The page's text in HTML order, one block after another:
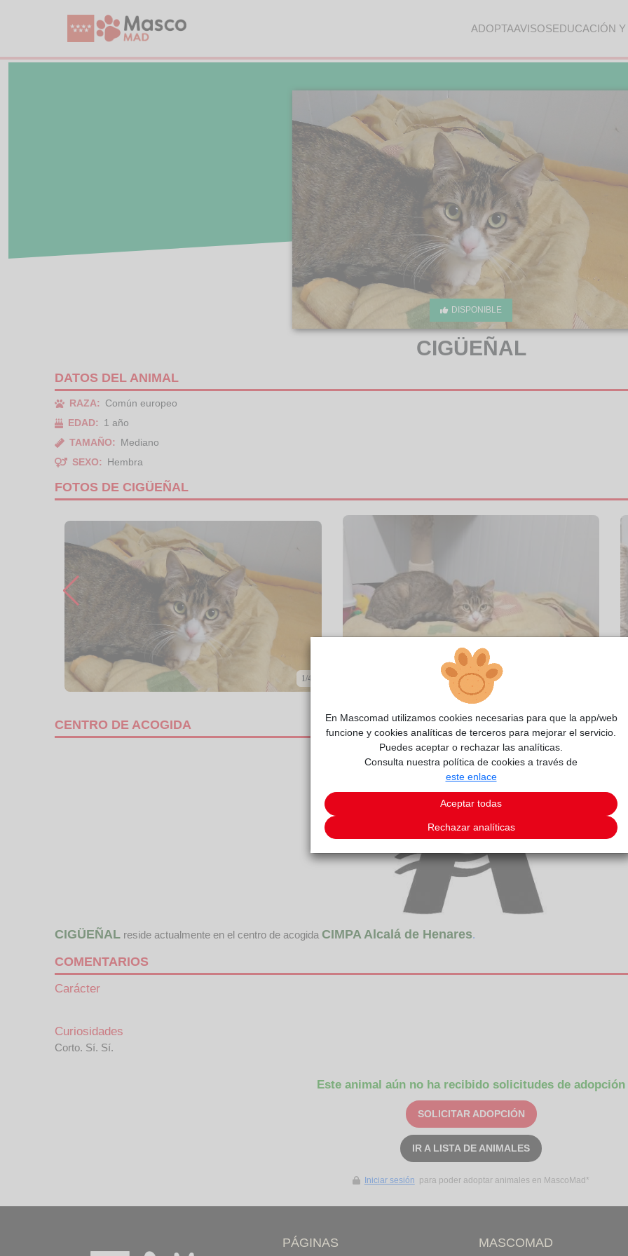
ADOPTAAVISOSEDUCACIÓN
DISPONIBLE
CIGÜEÑAL
DATOS DEL ANIMAL
RAZA:
Común europeo
EDAD:
1 año
TAMAÑO:
Mediano
SEXO:
Hembra
FOTOS DE CIGÜEÑAL
1/4
CENTRO DE ACOGIDA
CIGÜEÑAL reside actualmente en el centro de acogida CIMPA Alcalá de Henares.
COMENTARIOS
Carácter
Curiosidades
Corto. Sí. Sí.
Este animal aún no ha recibido solicitudes de adopción
SOLICITAR ADOPCIÓN
IR A LISTA DE ANIMALES
Iniciar sesión para poder adoptar animales en MascoMad*
PÁGINAS MASCOMAD
En Mascomad utilizamos cookies necesarias para que la app/web
funcione y cookies analíticas de terceros para mejorar el servicio.
Puedes aceptar o rechazar las analíticas.
Consulta nuestra política de cookies a través de
este enlace
Aceptar todas
Rechazar analíticas